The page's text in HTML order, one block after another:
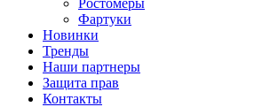
Ростомеры
Фартуки
Новинки
Тренды
Наши партнеры
Защита прав
Контакты